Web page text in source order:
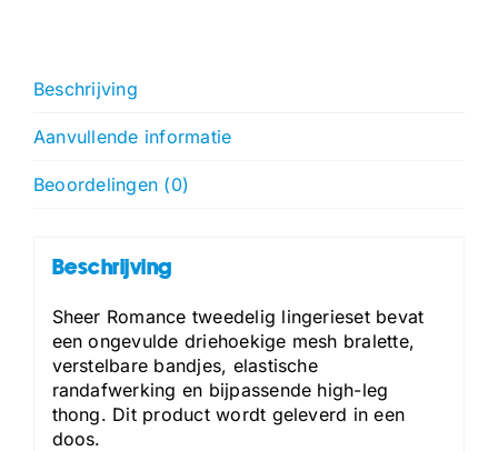
Beschrijving
Aanvullende informatie
Beoordelingen (0)
Beschrijving
Sheer Romance tweedelig lingerieset bevat
een ongevulde driehoekige mesh bralette,
verstelbare bandjes, elastische
randafwerking en bijpassende high-leg
thong. Dit product wordt geleverd in een
doos.